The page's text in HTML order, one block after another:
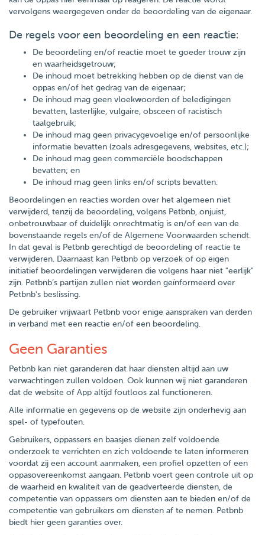
vervolgens weergegeven onder de beoordeling van de eigenaar.
De regels voor een beoordeling en een reactie:
De beoordeling en/of reactie moet te goeder trouw zijn
en waarheidsgetrouw;
De inhoud moet betrekking hebben op de dienst van de
oppas en/of het gedrag van de eigenaar;
De inhoud mag geen vloekwoorden of beledigingen
bevatten, lasterlijke, vulgaire, obsceen of racistisch
taalgebruik;
De inhoud mag geen privacygevoelige en/of persoonlijke
informatie bevatten (zoals adresgegevens, websites, etc.);
De inhoud mag geen commerciële boodschappen
bevatten; en
De inhoud mag geen links en/of scripts bevatten.
Beoordelingen en reacties worden over het algemeen niet
verwijderd, tenzij de beoordeling, volgens Petbnb, onjuist,
onbetrouwbaar of duidelijk onrechtmatig is en/of een van de
bovenstaande regels en/of de Algemene Voorwaarden schendt.
In dat geval is Petbnb gerechtigd de beoordeling of reactie te
verwijderen. Daarnaast kan Petbnb op verzoek of op eigen
initiatief beoordelingen verwijderen die volgens haar niet "eerlijk"
zijn. Petbnb’s partijen zullen niet worden geïnformeerd over
Petbnb's beslissing.
De gebruiker vrijwaart Petbnb voor enige aanspraken van derden
in verband met een reactie en/of een beoordeling.
Geen Garanties
Petbnb kan niet garanderen dat haar diensten altijd aan uw
verwachtingen zullen voldoen. Ook kunnen wij niet garanderen
dat de website of App altijd foutloos zal functioneren.
Alle informatie en gegevens op de website zijn onderhevig aan
spel- of typefouten.
Gebruikers, oppassers en baasjes dienen zelf voldoende
onderzoek te verrichten en zich voldoende te laten informeren
voordat zij een account aanmaken, een profiel opzetten of een
oppasovereenkomst aangaan. Petbnb voert geen controle uit op
de waarheid en kwaliteit van de geadverteerde diensten, de
competentie van oppassers om diensten aan te bieden en/of de
competentie van gebruikers om diensten af te nemen. Petbnb
biedt hier geen garanties over.